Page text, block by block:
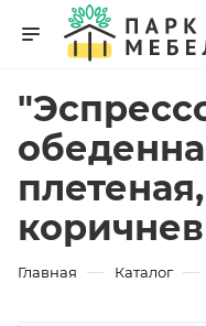
Главная — Каталог —